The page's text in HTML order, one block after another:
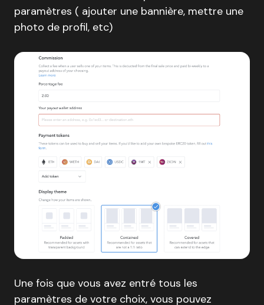
paramètres ( ajouter une bannière, mettre une
photo de profil, etc)
Une fois que vous avez entré tous les
paramètres de votre choix, vous pouvez